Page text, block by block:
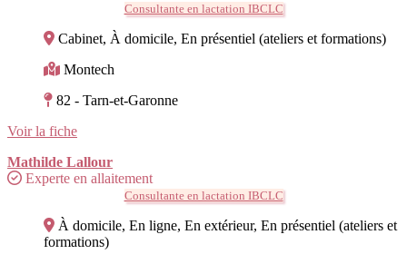
Consultante en lactation IBCLC
Cabinet, À domicile, En présentiel (ateliers et formations)
Montech
82 - Tarn-et-Garonne
Voir la fiche
Mathilde Lallour
Experte en allaitement
Consultante en lactation IBCLC
À domicile, En ligne, En extérieur, En présentiel (ateliers et
formations)